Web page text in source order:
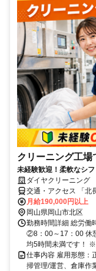
クリーニング工場
未経験歓迎！柔軟なシ
ダイヤクリーニング
交通・アクセス 「北
あり
月給190,000円以上
岡山県岡山市北区
勤務時間詳細 総労
②8：00～17：00 休
均5時間未満です！ ※
仕事内容 雇用形態：
掃管理/運営、倉庫作